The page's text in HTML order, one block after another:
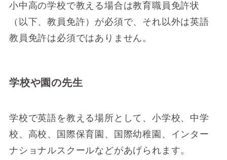
小中高の学校で教える場合は教育職員免許状
（以下、教員免許）が必須で、それ以外は英語
教員免許は必須ではありません。
学校や園の先生
学校で英語を教える場所として、小学校、中学
校、高校、国際保育園、国際幼稚園、インター
ナショナルスクールなどがあげられます。